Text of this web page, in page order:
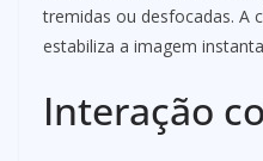
tremidas ou desfocadas. A
estabiliza a imagem
Interação